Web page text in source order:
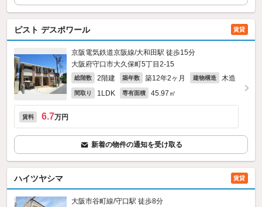
ピスト デスポワール 賃貸
京阪電気鉄道京阪線/大和田駅 徒歩15分
大阪府守口市大久保町5丁目2-15
総階数 2階建 築年数 築12年2ヶ月 建物構造 木造
間取り 1LDK 専有面積 45.97㎡
賃料 6.7万円
新着の物件の通知を受け取る
ハイツヤシマ 賃貸
大阪市谷町線/守口駅 徒歩8分